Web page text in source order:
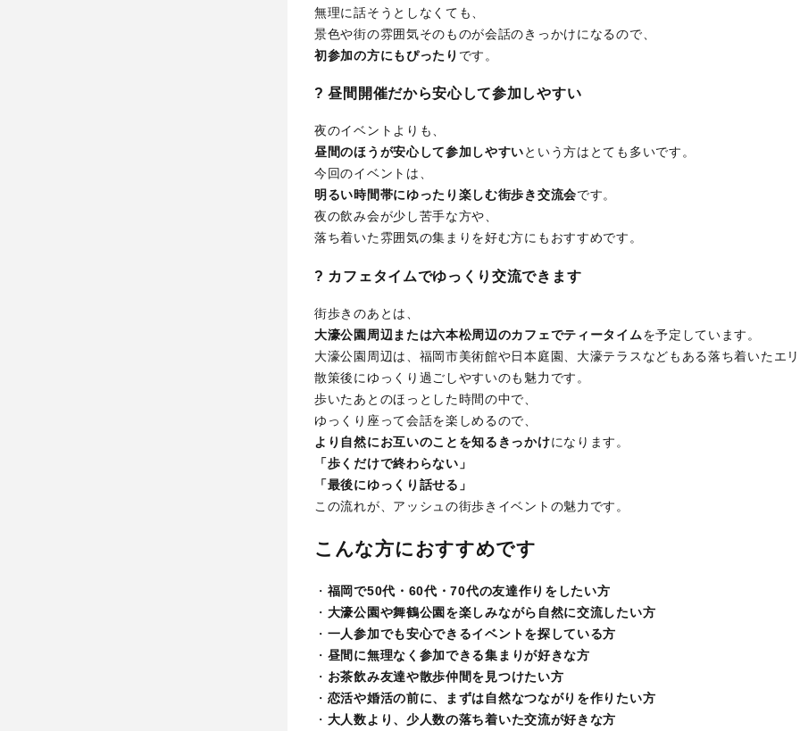
無理に話そうとしなくても、
景色や街の雰囲気そのものが会話のきっかけになるので、
初参加の方にもぴったり です。
? 昼間開催だから安心して参加しやすい
夜のイベントよりも、
昼間のほうが安心して参加しやすいという方はとても多いです。
今回のイベントは、
明るい時間帯にゆったり楽しむ街歩き交流会です。
夜の飲み会が少し苦手な方や、
落ち着いた雰囲気の集まりを好む方にもおすすめです。
? カフェタイムでゆっくり交流できます
街歩きのあとは、
大濠公園周辺または六本松周辺のカフェでティータイムを予定しています。
大濠公園周辺は、福岡市美術館や日本庭園、大濠テラスなどもある落ち着いたエ
散策後にゆっくり過ごしやすいのも魅力です。
歩いたあとのほっとした時間の中で、
ゆっくり座って会話を楽しめるので、
より自然にお互いのことを知るきっかけになります。
「歩くだけで終わらない」
「最後にゆっくり話せる」
この流れが、アッシュの街歩きイベントの魅力です。
こんな方におすすめです
・ 福岡で50代・60代・70代の友達作りをしたい方
・ 大濠公園や舞鶴公園を楽しみながら自然に交流したい方
・ 一人参加でも安心できるイベントを探している方
・ 昼間に無理なく参加できる集まりが好きな方
・ お茶飲み友達や散歩仲間を見つけたい方
・ 恋活や婚活の前に、まずは自然なつながりを作りたい方
・ 大人数より、少人数の落ち着いた交流が好きな方